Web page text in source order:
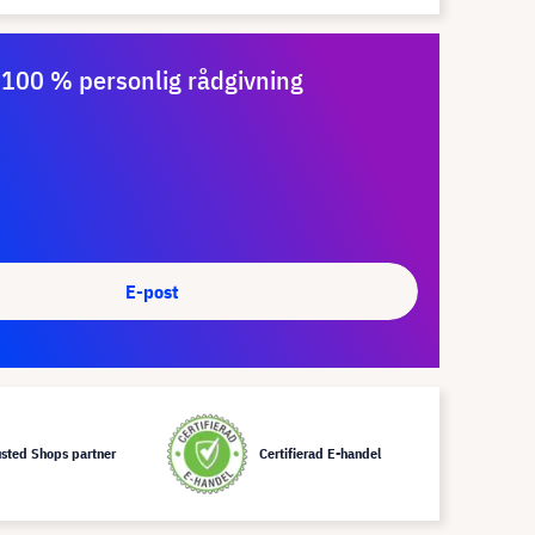
100 % personlig rådgivning
E-post
Shops partner Certifierad E-handel